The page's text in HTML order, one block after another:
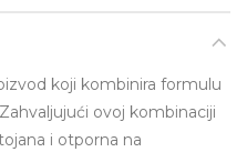
koji kombinira formulu
ovoj kombinaciji
i otporna na